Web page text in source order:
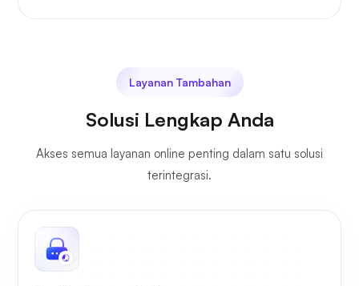
Layanan Tambahan
Solusi Lengkap Anda
Akses semua layanan online penting dalam satu solusi
terintegrasi.